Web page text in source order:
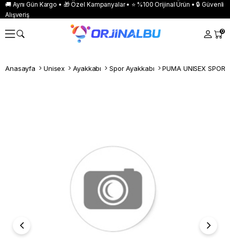
🚚 Aynı Gün Kargo • 🎁 Özel Kampanyalar • ⭐ %100 Orijinal Ürün • 🔒 Güvenli
Alışveriş
0
Anasayfa Unisex Ayakkabı Spor Ayakkabı